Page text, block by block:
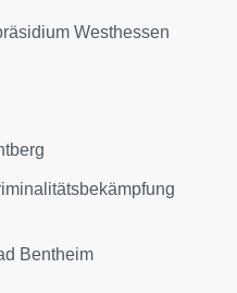
Westhessen
Bentheim